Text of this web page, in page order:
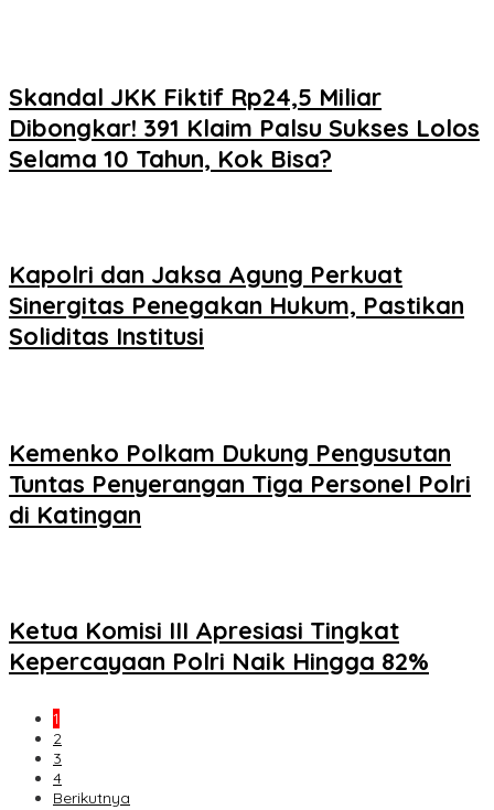
Skandal JKK Fiktif Rp24,5 Miliar
Dibongkar! 391 Klaim Palsu Sukses Lolos
Selama 10 Tahun, Kok Bisa?
Kapolri dan Jaksa Agung Perkuat
Sinergitas Penegakan Hukum, Pastikan
Soliditas Institusi
Kemenko Polkam Dukung Pengusutan
Tuntas Penyerangan Tiga Personel Polri
di Katingan
Ketua Komisi III Apresiasi Tingkat
Kepercayaan Polri Naik Hingga 82%
1
2
3
4
Berikutnya